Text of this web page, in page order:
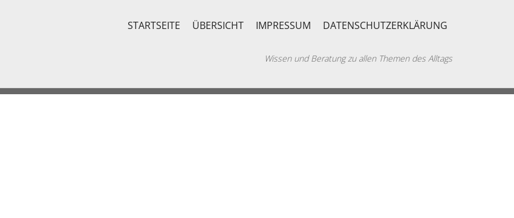
STARTSEITE ÜBERSICHT IMPRESSUM DATENSCHUTZERKLÄRUNG
Wissen und Beratung zu allen Themen des Alltags